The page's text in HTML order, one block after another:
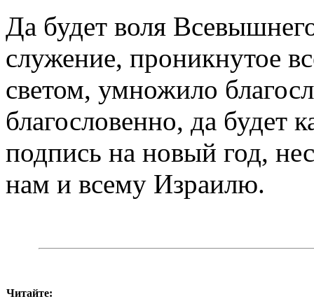
Да будет воля
служение, проникнутое
светом, умножило
благословенно, да будет
подпись на новый год,
нам и всему Израилю.
Читайте: